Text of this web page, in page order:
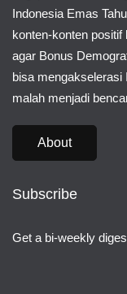
Indonesia Emas
konten-konten
agar Bonus
bisa mengakselerasi
malah menjadi
About
Subscribe
Get a bi-weekly